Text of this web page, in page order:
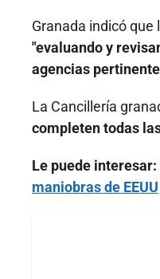
Granada indicó
"evaluando y
agencias
La Cancillería
completen todas
Le puede interesar:
maniobras de EEUU